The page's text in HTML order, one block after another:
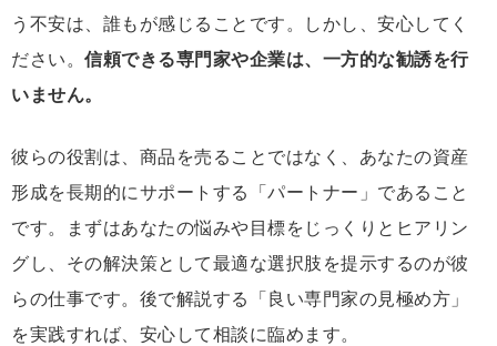
う不安は、誰もが感じることです。しかし、安心してく
ださい。 信頼できる専門家や企業は、一方的な勧誘を行
いません。
彼らの役割は、商品を売ることではなく、あなたの資産
形成を長期的にサポートする「パートナー」であること
です。まずはあなたの悩みや目標をじっくりとヒアリン
グし、その解決策として最適な選択肢を提示するのが彼
らの仕事です。後で解説する「良い専門家の見極め方」
を実践すれば、安心して相談に臨めます。